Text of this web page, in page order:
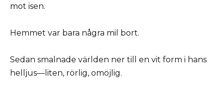
mot isen.
Hemmet var bara några mil bort.
Sedan smalnade världen ner till en vit form i hans
helljus—liten, rörlig, omöjlig.